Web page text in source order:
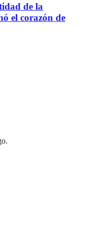
de la
el corazón de